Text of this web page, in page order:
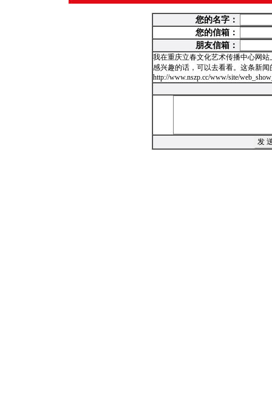
您的名字：
您的信箱：
朋友信箱：
我在重庆立春文化艺术传播中心网
感兴趣的话，可以去看看。这条新闻
http://www.nszp.cc/www/site/